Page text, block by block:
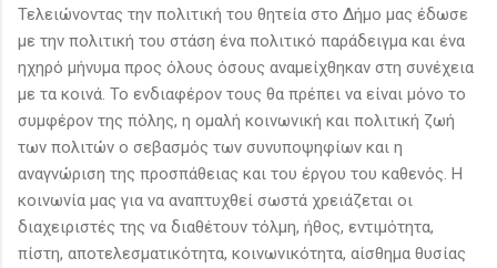
Τελειώνοντας την πολιτική του θητεία στο Δήμο μας έδωσε
με την πολιτική του στάση ένα πολιτικό παράδειγμα και ένα
ηχηρό μήνυμα προς όλους όσους αναμείχθηκαν στη συνέχεια
με τα κοινά. Το ενδιαφέρον τους θα πρέπει να είναι μόνο το
συμφέρον της πόλης, η ομαλή κοινωνική και πολιτική ζωή
των πολιτών ο σεβασμός των συνυποψηφίων και η
αναγνώριση της προσπάθειας και του έργου του καθενός. Η
κοινωνία μας για να αναπτυχθεί σωστά χρειάζεται οι
διαχειριστές της να διαθέτουν τόλμη, ήθος, εντιμότητα,
πίστη, αποτελεσματικότητα, κοινωνικότητα, αίσθημα θυσίας